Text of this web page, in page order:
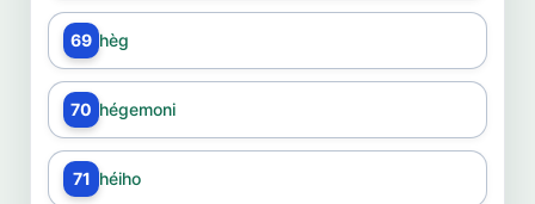
69 hèg
70 hégemoni
71 héiho